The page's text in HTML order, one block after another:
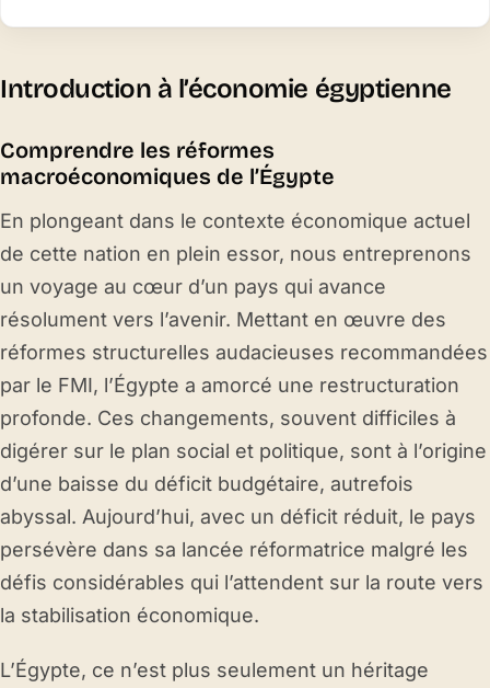
Introduction à l’économie égyptienne
Comprendre les réformes
macroéconomiques de l’Égypte
En plongeant dans le contexte économique actuel
de cette nation en plein essor, nous entreprenons
un voyage au cœur d’un pays qui avance
résolument vers l’avenir. Mettant en œuvre des
réformes structurelles audacieuses recommandées
par le FMI, l’Égypte a amorcé une restructuration
profonde. Ces changements, souvent difficiles à
digérer sur le plan social et politique, sont à l’origine
d’une baisse du déficit budgétaire, autrefois
abyssal. Aujourd’hui, avec un déficit réduit, le pays
persévère dans sa lancée réformatrice malgré les
défis considérables qui l’attendent sur la route vers
la stabilisation économique.
L’Égypte, ce n’est plus seulement un héritage